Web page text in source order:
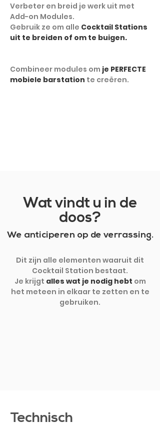
Verbeter en breid je werk uit met
Add-on Modules.
Gebruik ze om alle Cocktail Stations
uit te breiden of om te buigen.
Combineer modules om je PERFECTE
mobiele barstation te creëren.
Wat vindt u in de
doos?
We anticiperen op de verrassing.
Dit zijn alle elementen waaruit dit
Cocktail Station bestaat.
Je krijgt alles wat je nodig hebt om
het meteen in elkaar te zetten en te
gebruiken.
Technisch